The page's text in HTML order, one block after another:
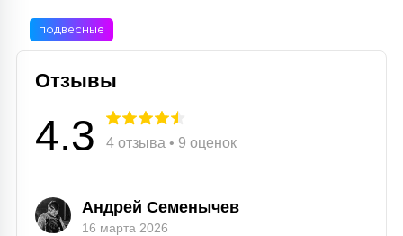
подвесные
Отзывы
4.3 4 отзыва • 9 оценок
Андрей Семенычев
16 марта 2026